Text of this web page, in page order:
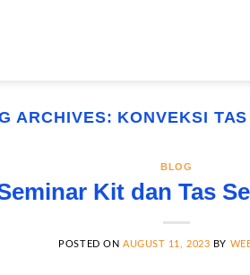
ARCHIVES: KONVEKSI
BLOG
Kit dan Tas
POSTED ON AUGUST 11, 2023 BY